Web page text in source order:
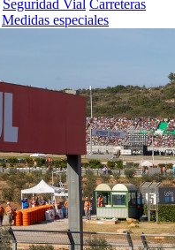
Seguridad Vial Carreteras
Medidas especiales